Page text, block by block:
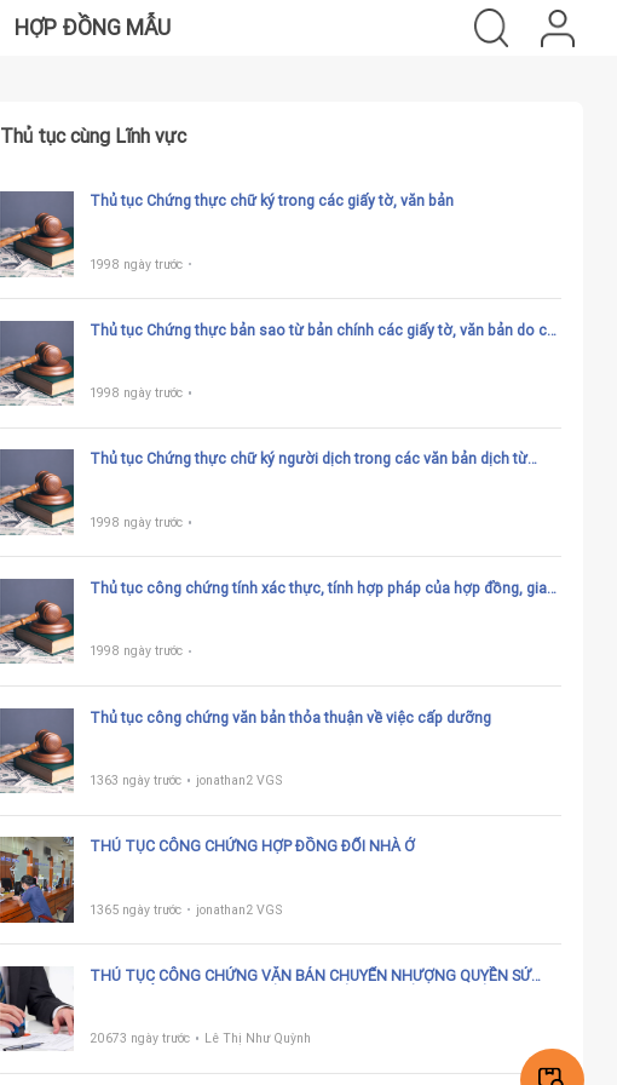
HỢP ĐỒNG MẪU
Thủ tục cùng Lĩnh vực
Thủ tục Chứng thực chữ ký trong các giấy tờ, văn bản
1998 ngày trước
Thủ tục Chứng thực bản sao từ bản chính các giấy tờ, văn bản do cơ
1998 ngày trước
Thủ tục Chứng thực chữ ký người dịch trong các văn bản dịch từ
1998 ngày trước
Thủ tục công chứng tính xác thực, tính hợp pháp của hợp đồng, giao
1998 ngày trước
Thủ tục công chứng văn bản thỏa thuận về việc cấp dưỡng
1363 ngày trước jonathan2 VGS
THỦ TỤC CÔNG CHỨNG HỢP ĐỒNG ĐỔI NHÀ Ở
1365 ngày trước jonathan2 VGS
THỦ TỤC CÔNG CHỨNG VĂN BẢN CHUYỂN NHƯỢNG QUYỀN SỬ
20673 ngày trước Lê Thị Như Quỳnh